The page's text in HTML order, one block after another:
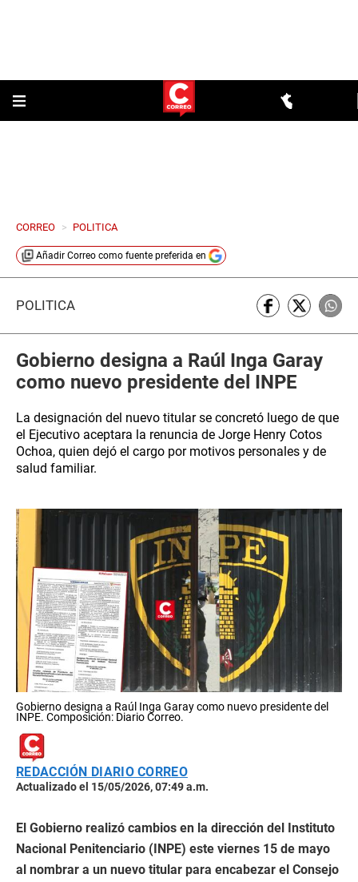
CORREO > POLITICA
Añadir Correo como fuente preferida en
POLÍTICA
Gobierno designa a Raúl Inga Garay
como nuevo presidente del INPE
La designación del nuevo titular se concretó luego de que
el Ejecutivo aceptara la renuncia de Jorge Henry Cotos
Ochoa, quien dejó el cargo por motivos personales y de
salud familiar.
Gobierno designa a Raúl Inga Garay como nuevo presidente del
INPE. Composición: Diario Correo.
REDACCIÓN DIARIO CORREO
Actualizado el 15/05/2026, 07:49 a.m.
El Gobierno realizó cambios en la dirección del Instituto
Nacional Penitenciario (INPE) este viernes 15 de mayo
al nombrar a un nuevo titular para encabezar el Consejo